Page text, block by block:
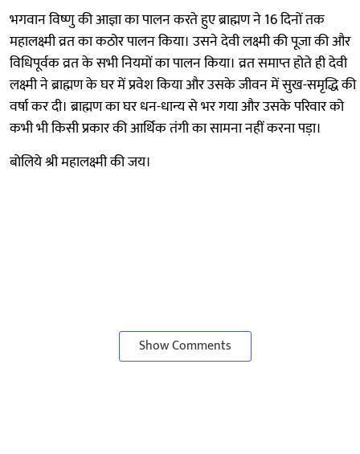
भगवान विष्णु की आज्ञा का पालन करते हुए ब्राह्मण ने 16 दिनों तक
महालक्ष्मी व्रत का कठोर पालन किया। उसने देवी लक्ष्मी की पूजा की और
विधिपूर्वक व्रत के सभी नियमों का पालन किया। व्रत समाप्त होते ही देवी
लक्ष्मी ने ब्राह्मण के घर में प्रवेश किया और उसके जीवन में सुख-समृद्धि की
वर्षा कर दी। ब्राह्मण का घर धन-धान्य से भर गया और उसके परिवार को
कभी भी किसी प्रकार की आर्थिक तंगी का सामना नहीं करना पड़ा।
बोलिये श्री महालक्ष्मी की जय।
Show Comments